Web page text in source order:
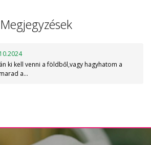
Megjegyzések
ki kell venni a földből,vagy hagyhatom a
a…